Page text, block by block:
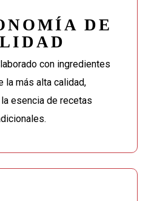
DE
con ingredientes
la más alta calidad,
esencia de recetas